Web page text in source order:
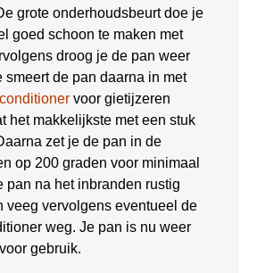
grote onderhoudsbeurt doe je
goed schoon te maken met
droog je de pan weer
smeert de pan daarna in met
voor gietijzeren
het makkelijkste met een stuk
zet je de pan in de
op 200 graden voor minimaal
pan na het inbranden rustig
veeg vervolgens eventueel de
weg. Je pan is nu weer
gebruik.